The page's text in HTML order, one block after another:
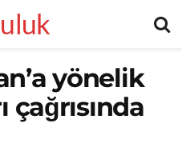
yönelik
çağrısında